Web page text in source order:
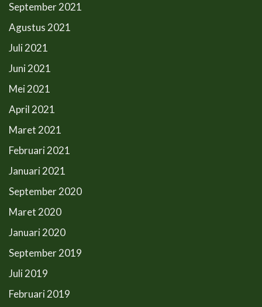
September 2021
Agustus 2021
Juli 2021
Juni 2021
Mei 2021
April 2021
Maret 2021
Februari 2021
Januari 2021
September 2020
Maret 2020
Januari 2020
September 2019
Juli 2019
Februari 2019